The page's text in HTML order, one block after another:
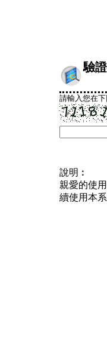
驗
請輸入您在
說明︰
親愛的使
續使用本